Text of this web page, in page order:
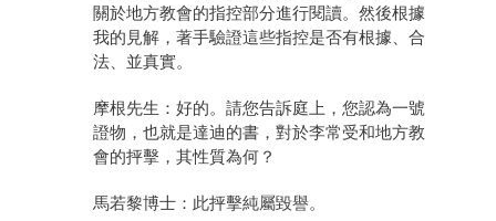
關於地方教會的指控部分進行閱讀。然後根據
我的見解，著手驗證這些指控是否有根據、合
法、並真實。
摩根先生：好的。請您告訴庭上，您認為一號
證物，也就是達迪的書，對於李常受和地方教
會的抨擊，其性質為何？
馬若黎博士：此抨擊純屬毀譽。